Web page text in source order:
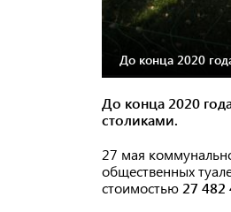
До конца 2020
До конца 2020
столиками.
27 мая
общественных
стоимостью 27 482